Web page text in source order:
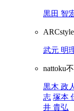
黒田 智
武元 明
nattoku
黒木 政人
志 塚本
井 貴弘